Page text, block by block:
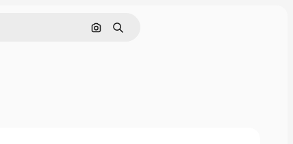
画像で検索
検索